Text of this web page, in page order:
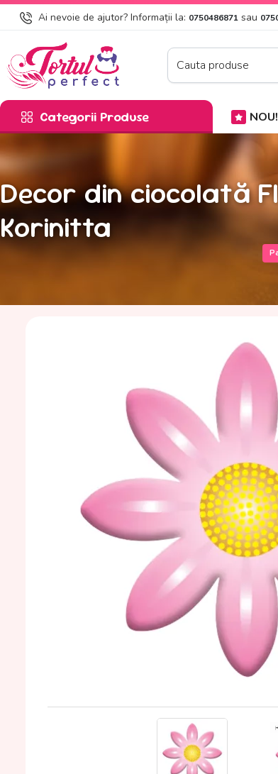
Ai nevoie de ajutor? Informații la: 0750486871 sau
Categorii Produse NOU!
Decor din ciocolată
Korinitta